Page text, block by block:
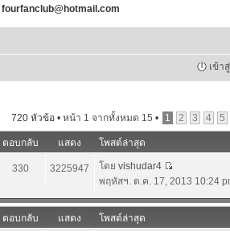
fourfanclub@hotmail.com
เข้า
720 หัวข้อ • หน้า 1 จากทั้งหมด 15 • 1 2 3 4 5
ตอบกลับ แสดง
โพสต์ล่าสุด
330 3225947 โดย vishudar4
พฤหัสฯ. ต.ค. 17, 2013 10:24
ตอบกลับ แสดง
โพสต์ล่าสุด